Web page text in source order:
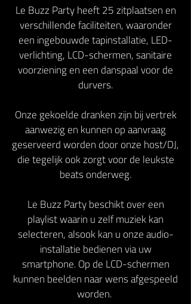
Le Buzz Party heeft 25 zitplaatsen en
verschillende faciliteiten, waaronder
een ingebouwde tapinstallatie, LED-
verlichting, LCD-schermen, sanitaire
voorziening en een danspaal voor de
durvers.
Onze gekoelde dranken zijn bij vertrek
aanwezig en kunnen op aanvraag
geserveerd worden door onze host/DJ,
die tegelijk ook zorgt voor de leukste
beats onderweg.
Le Buzz Party beschikt over een
playlist waarin u zelf muziek kan
selecteren, alsook kan u onze audio-
installatie bedienen via uw
smartphone. Op de LCD-schermen
kunnen beelden naar wens afgespeeld
worden.